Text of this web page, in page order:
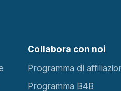
Collabora con noi